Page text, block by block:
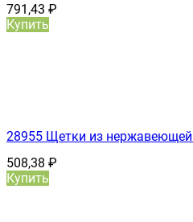
791,43 ₽
Купить
28955 Щетки из нержавеющей
508,38 ₽
Купить